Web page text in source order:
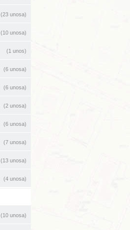
(23 unosa)
(10 unosa)
(1 unos)
(6 unosa)
(6 unosa)
(2 unosa)
(6 unosa)
(7 unosa)
(13 unosa)
(4 unosa)
(10 unosa)